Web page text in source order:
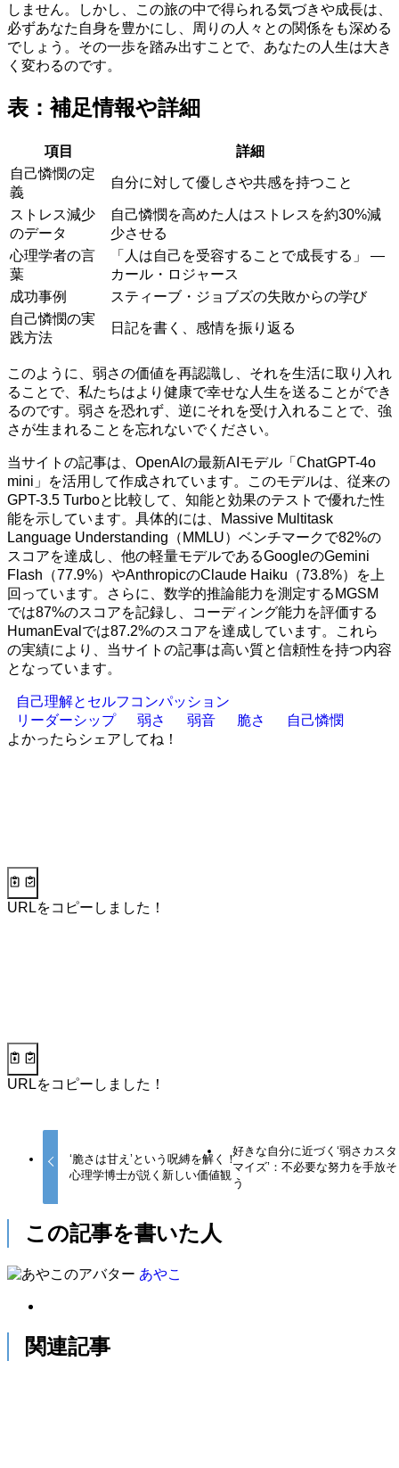
しません。しかし、この旅の中で得られる気づきや成長は、
必ずあなた自身を豊かにし、周りの人々との関係をも深める
でしょう。その一歩を踏み出すことで、あなたの人生は大き
く変わるのです。
表：補足情報や詳細
項目
詳細
自己憐憫の定
義
自分に対して優しさや共感を持つこと
ストレス減少
のデータ
自己憐憫を高めた人はストレスを約30%減
少させる
心理学者の言
葉
「人は自己を受容することで成長する」 —
カール・ロジャース
成功事例
スティーブ・ジョブズの失敗からの学び
自己憐憫の実
践方法
日記を書く、感情を振り返る
このように、弱さの価値を再認識し、それを生活に取り入れ
ることで、私たちはより健康で幸せな人生を送ることができ
るのです。弱さを恐れず、逆にそれを受け入れることで、強
さが生まれることを忘れないでください。
当サイトの記事は、OpenAIの最新AIモデル「ChatGPT-4o
mini」を活用して作成されています。このモデルは、従来の
GPT-3.5 Turboと比較して、知能と効果のテストで優れた性
能を示しています。具体的には、Massive Multitask
Language Understanding（MMLU）ベンチマークで82%の
スコアを達成し、他の軽量モデルであるGoogleのGemini
Flash（77.9%）やAnthropicのClaude Haiku（73.8%）を上
回っています。さらに、数学的推論能力を測定するMGSM
では87%のスコアを記録し、コーディング能力を評価する
HumanEvalでは87.2%のスコアを達成しています。これら
の実績により、当サイトの記事は高い質と信頼性を持つ内容
となっています。
自己理解とセルフコンパッション
リーダーシップ
弱さ 弱音 脆さ
自己憐憫
よかったらシェアしてね！
URLをコピーしました！
URLをコピーしました！
‘脆さは甘え’という呪縛を解く！
心理学博士が説く新しい価値観
好きな自分に近づく‘弱さカスタ
マイズ’：不必要な努力を手放そ
う
この記事を書いた人
あやこ
関連記事